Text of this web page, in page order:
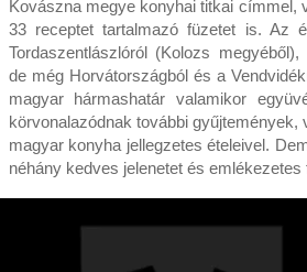
Kovászna megye konyhai titkai címmel,
33 receptet tartalmazó füzetet is. Az
Tordaszentlászlóról (Kolozs
de még Horvátországból és a
magyar hármashatár valamikor
körvonalazódnak további gyűjtemények,
magyar konyha jellegzetes ételeivel.
néhány kedves jelenetet és emlékezetes